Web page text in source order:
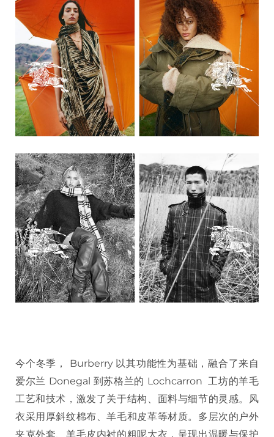
今个冬季， Burberry 以其功能性为基础，融合了来自
爱尔兰 Donegal 到苏格兰的 Lochcarron 工坊的羊毛
工艺和技术，激发了关于结构、面料与细节的灵感。风
衣采用厚斜纹棉布、羊毛和皮革等材质。多层次的户外
夹克外套、羊毛皮内衬的粗呢大衣，呈现出温暖与保护